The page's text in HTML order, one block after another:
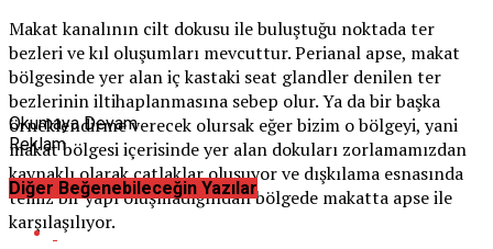
Makat kanalının cilt dokusu ile buluştuğu noktada ter
bezleri ve kıl oluşumları mevcuttur. Perianal apse, makat
bölgesinde yer alan iç kastaki seat glandler denilen ter
bezlerinin iltihaplanmasına sebep olur. Ya da bir başka
örneklendirme verecek olursak eğer bizim o bölgeyi, yani
makat bölgesi içerisinde yer alan dokuları zorlamamızdan
kaynaklı olarak çatlaklar oluşuyor ve dışkılama esnasında
temiz bir yapı oluşmadığından bölgede makatta apse ile
karşılaşılıyor.
Okumaya Devam
Reklam
Diğer Beğenebileceğin Yazılar